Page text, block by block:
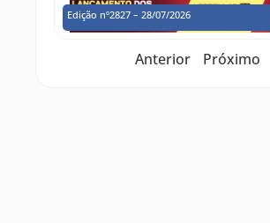
Edição nº2827 – 28/07/2026
Anterior Próximo